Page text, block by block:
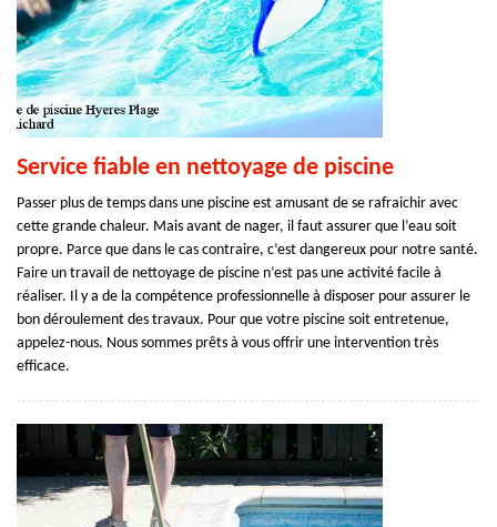
Service fiable en nettoyage de piscine
Passer plus de temps dans une piscine est amusant de se rafraichir avec
cette grande chaleur. Mais avant de nager, il faut assurer que l’eau soit
propre. Parce que dans le cas contraire, c’est dangereux pour notre santé.
Faire un travail de nettoyage de piscine n’est pas une activité facile à
réaliser. Il y a de la compétence professionnelle à disposer pour assurer le
bon déroulement des travaux. Pour que votre piscine soit entretenue,
appelez-nous. Nous sommes prêts à vous offrir une intervention très
efficace.